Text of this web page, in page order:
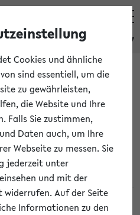
eKVV
Veranstaltungen
Cookies und ähnliche
sind essentiell, um die
zu gewährleisten,
die Website und Ihre
Falls Sie zustimmen,
Daten auch, um Ihre
Webseite zu messen. Sie
jederzeit unter
einsehen und mit der
Auf der Seite
Informationen zu den